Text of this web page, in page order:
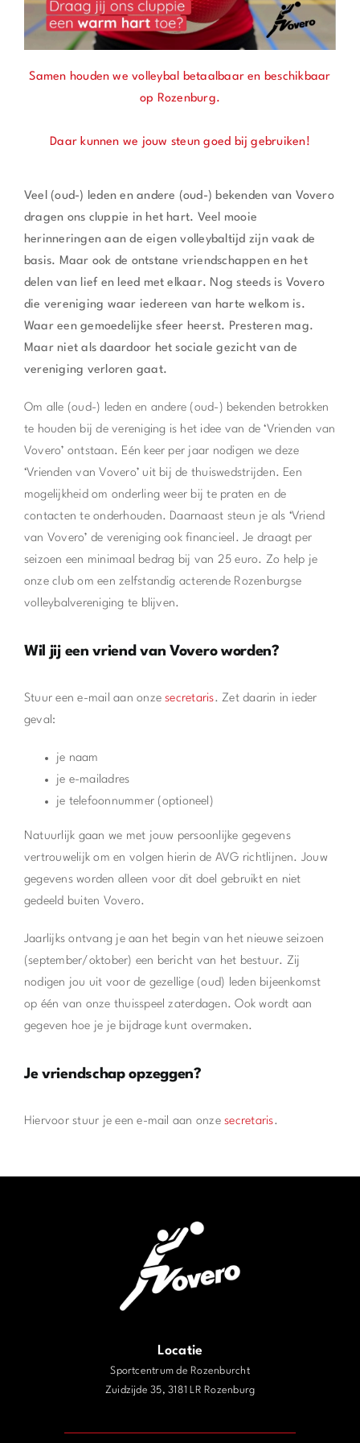
Samen houden we volleybal betaalbaar en beschikbaar
op Rozenburg.
Daar kunnen we jouw steun goed bij gebruiken!
Veel (oud-) leden en andere (oud-) bekenden van Vovero
dragen ons cluppie in het hart. Veel mooie
herinneringen aan de eigen volleybaltijd zijn vaak de
basis. Maar ook de ontstane vriendschappen en het
delen van lief en leed met elkaar. Nog steeds is Vovero
die vereniging waar iedereen van harte welkom is.
Waar een gemoedelijke sfeer heerst. Presteren mag.
Maar niet als daardoor het sociale gezicht van de
vereniging verloren gaat.
Om alle (oud-) leden en andere (oud-) bekenden betrokken
te houden bij de vereniging is het idee van de ‘Vrienden van
Vovero’ ontstaan. Eén keer per jaar nodigen we deze
‘Vrienden van Vovero’ uit bij de thuiswedstrijden. Een
mogelijkheid om onderling weer bij te praten en de
contacten te onderhouden. Daarnaast steun je als ‘Vriend
van Vovero’ de vereniging ook financieel. Je draagt per
seizoen een minimaal bedrag bij van 25 euro. Zo help je
onze club om een zelfstandig acterende Rozenburgse
volleybalvereniging te blijven.
Wil jij een vriend van Vovero worden?
Stuur een e-mail aan onzesecretaris. Zet daarin in ieder
geval:
je naam
je e-mailadres
je telefoonnummer (optioneel)
Natuurlijk gaan we met jouw persoonlijke gegevens
vertrouwelijk om en volgen hierin de AVG richtlijnen. Jouw
gegevens worden alleen voor dit doel gebruikt en niet
gedeeld buiten Vovero.
Jaarlijks ontvang je aan het begin van het nieuwe seizoen
(september/oktober) een bericht van het bestuur. Zij
nodigen jou uit voor de gezellige (oud) leden bijeenkomst
op één van onze thuisspeel zaterdagen. Ook wordt aan
gegeven hoe je je bijdrage kunt overmaken.
Je vriendschap opzeggen?
Hiervoor stuur je een e-mail aan onzesecretaris.
Locatie
Sportcentrum de Rozenburcht
Zuidzijde 35, 3181 LR Rozenburg